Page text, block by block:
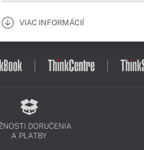
VIAC INFORMÁCIÍ
DORUČENIA
A PLATBY